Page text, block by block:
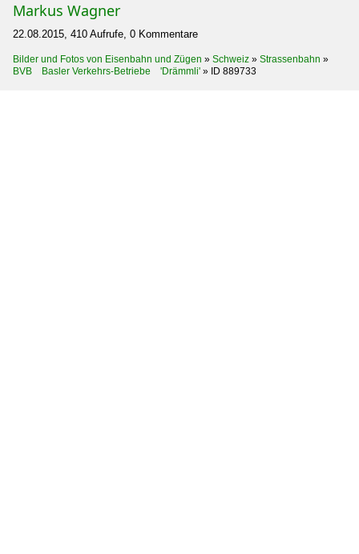
Markus Wagner
22.08.2015, 410 Aufrufe, 0 Kommentare
Bilder und Fotos von Eisenbahn und Zügen » Schweiz » Strassenbahn »
BVB Basler Verkehrs-Betriebe 'Drämmli' » ID 889733